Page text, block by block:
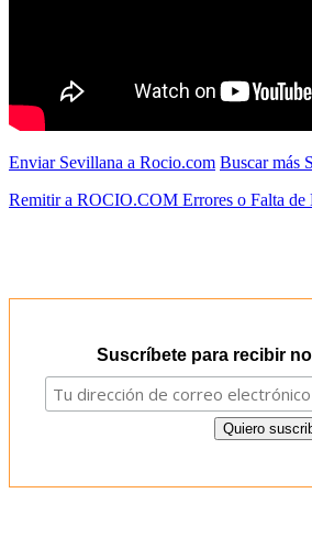
Enviar Sevillana a Rocio.com Buscar más
Remitir a ROCIO.COM Errores o Falta de
Suscríbete para recibir